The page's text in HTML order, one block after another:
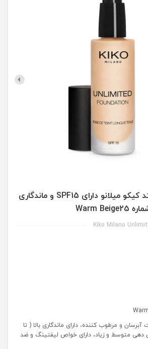
کرم پودر آن لیمیتد کیکو میلانو دارای SPF15 و ماندگاری
Kiko Milano
آبرسان و مرطوب کننده، دارای ماندگاری بالا ( تا
دهی متوسط و زیاد، دارای خواص لیفتینگ و ضد